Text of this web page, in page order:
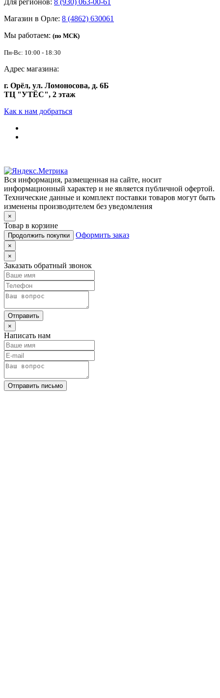
Для регионов: 8 (930) 063-00-61
Магазин в Орле: 8 (4862) 630061
Мы работаем: (по МСК)
Пн-Вс: 10:00 - 18:30
Адрес магазина:
г. Орёл, ул. Ломоносова, д. 6Б
ТЦ "УТЁС", 2 этаж
Как к нам добраться
Вся информация, размещенная на сайте, носит
информационный характер и не является публичной офертой.
Технические данные и комплект поставки товаров могут быть
изменены производителем без уведомления
×
Товар в корзине
Продолжить покупки Оформить заказ
×
×
Заказать обратный звонок
Отправить
×
Написать нам
Отправить письмо